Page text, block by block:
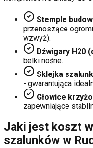
Stemple
przenoszące
wzwyż).
Dźwigary H20
belki nośne.
Sklejka
- gwarantująca
Głowice
zapewniające
Jaki jest koszt
szalunków w